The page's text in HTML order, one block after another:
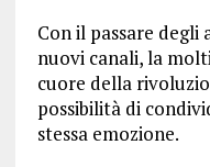
Con il passare
nuovi canali, la
cuore della
possibilità di
stessa emozione.